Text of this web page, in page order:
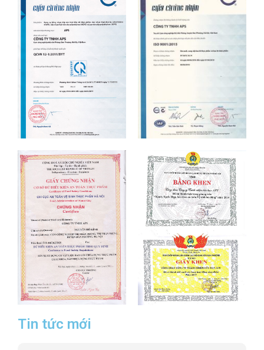
Tin tức mới